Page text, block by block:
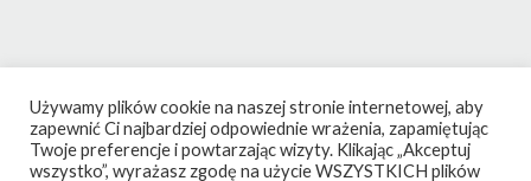
Używamy plików cookie na naszej stronie internetowej, aby
zapewnić Ci najbardziej odpowiednie wrażenia, zapamiętując
Twoje preferencje i powtarzając wizyty. Klikając „Akceptuj
wszystko”, wyrażasz zgodę na użycie WSZYSTKICH plików